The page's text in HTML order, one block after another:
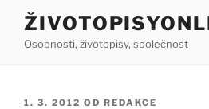
Přejít
obsahuOsobnosti, životopisy, společnost
PUBLIKOVÁNO
1. 3. 2012 OD REDAKCE